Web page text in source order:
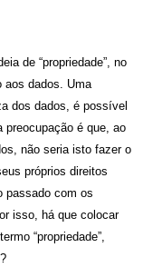
de “propriedade”, no
aos dados. Uma
dos dados, é possível
preocupação é que, ao
não seria isto fazer o
próprios direitos
passado com os
isso, há que colocar
“propriedade”,